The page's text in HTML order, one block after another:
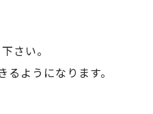
さい。
ようになります。